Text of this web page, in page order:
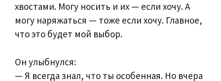
хвостами. Могу носить и их — если хочу. А
могу наряжаться — тоже если хочу. Главное,
что это будет мой выбор.
Он улыбнулся:
— Я всегда знал, что ты особенная. Но вчера